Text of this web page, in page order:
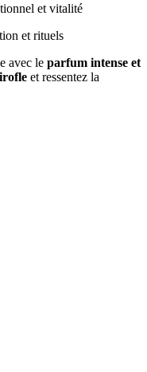
et vitalité
et rituels
avec le parfum intense et
et ressentez la